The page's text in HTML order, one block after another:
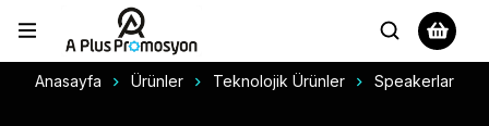
Anasayfa Ürünler Teknolojik Ürünler Speakerlar